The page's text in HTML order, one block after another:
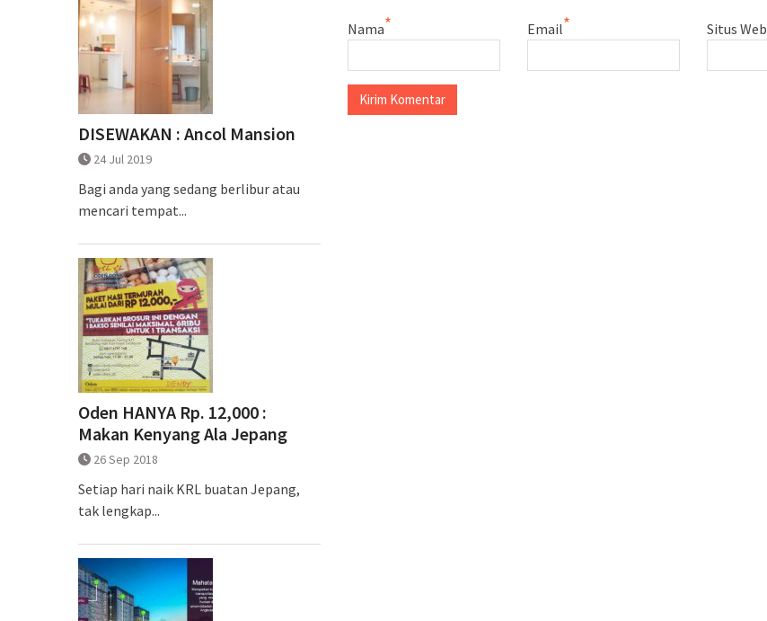
Nama* Email* Situs Web
DISEWAKAN : Ancol Mansion
24 Jul 2019
Bagi anda yang sedang berlibur atau
mencari tempat...
Oden HANYA Rp. 12,000 :
Makan Kenyang Ala Jepang
26 Sep 2018
Setiap hari naik KRL buatan Jepang,
tak lengkap...